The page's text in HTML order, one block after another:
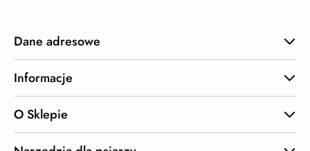
Dane adresowe
Informacje
O Sklepie